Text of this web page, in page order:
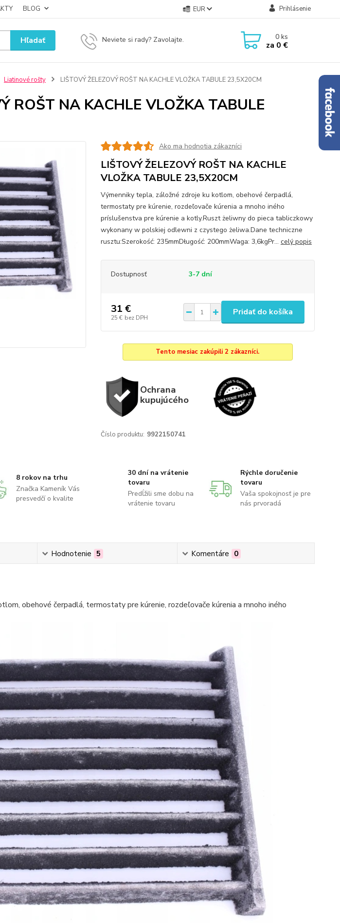
BLOG EUR Prihlásenie
Hľadať Neviete si rady? Zavolajte. 0ks
za 0 €
Liatinové rošty LIŠTOVÝ ŽELEZOVÝ ROŠT NA KACHLE VLOŽKA TABULE 23,5X20CM
ROŠT NA KACHLE VLOŽKA TABULE
Ako ma hodnotia zákazníci
LIŠTOVÝ ŽELEZOVÝ ROŠT NA KACHLE
VLOŽKA TABULE 23,5X20CM
Výmenniky tepla, záložné zdroje ku kotlom, obehové čerpadlá,
termostaty pre kúrenie, rozdeľovače kúrenia a mnoho iného
príslušenstva pre kúrenie a kotly.Ruszt żeliwny do pieca tabliczkowy
wykonany w polskiej odlewni z czystego żeliwa.Dane techniczne
rusztu:Szerokość: 235mmDługość: 200mmWaga: 3,6kgPr... celý popis
Dostupnosť 3-7 dní
31 €
25 € bez DPH
Pridať do košíka
Tento mesiac zakúpili 2 zákazníci.
Ochrana
kupujúcého
Číslo produktu: 9922150741
8 rokov na trhu
Značka Kameník Vás
presvedčí o kvalite
30 dní na vrátenie
tovaru
Predĺžili sme dobu na
vrátenie tovaru
Rýchle doručenie
tovaru
Vaša spokojnosť je pre
nás prvoradá
Hodnotenie 5 Komentáre 0
obehové čerpadlá, termostaty pre kúrenie, rozdeľovače kúrenia a mnoho iného